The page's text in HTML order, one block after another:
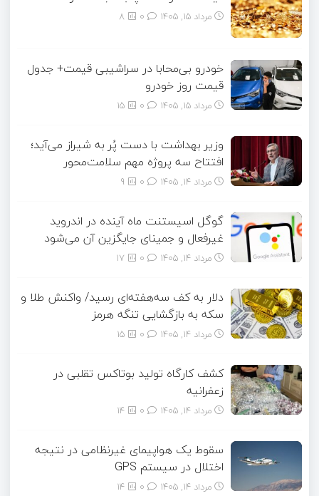
مرداد ۱۵, ۱۴۰۵ 8
خودرو بی‌محابا در سراشیبی قیمت+ جدول
قیمت روز خودرو
مرداد ۱۵, ۱۴۰۵ 15
وزیر بهداشت با دست پُر به شیراز می‌آید؛
افتتاح سه پروژه مهم سلامت‌محور
مرداد ۱۴, ۱۴۰۵ 9
گوگل اسیستنت ماه آینده در اندروید
غیرفعال و جمینای جایگزین آن می‌شود
مرداد ۱۴, ۱۴۰۵ 17
دلار به کف سه‌هفته‌ای رسید/ واکنش طلا و
سکه به بازگشایی تنگه هرمز
مرداد ۱۴, ۱۴۰۵ 15
کشف کارگاه تولید بوتاکس تقلبی در
زعفرانیه
مرداد ۱۴, ۱۴۰۵ 14
سقوط یک هواپیمای غیرنظامی در نتیجه
اختلال در سیستم‌ GPS
مرداد ۱۴, ۱۴۰۵ 14